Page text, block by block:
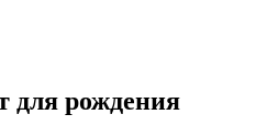
для рождения